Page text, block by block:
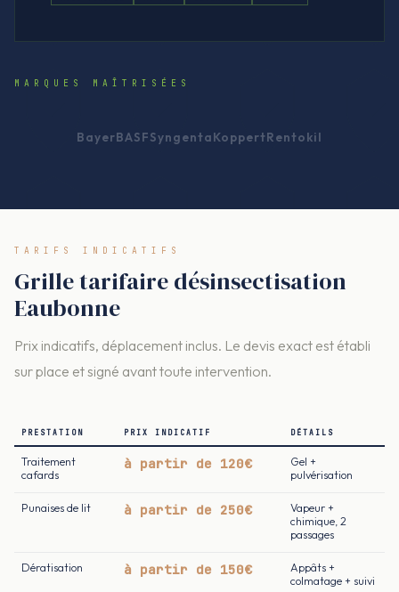
MARQUES MAÎTRISÉES
BayerBASFSyngentaKoppertRentokil
TARIFS INDICATIFS
Grille tarifaire désinsectisation
Eaubonne
Prix indicatifs, déplacement inclus. Le devis exact est établi
sur place et signé avant toute intervention.
PRESTATION PRIX INDICATIF DÉTAILS
Traitement
cafards
à partir de 120€
Gel +
pulvérisation
Punaises de lit à partir de 250€
Vapeur +
chimique, 2
passages
Dératisation à partir de 150€
Appâts +
colmatage + suivi